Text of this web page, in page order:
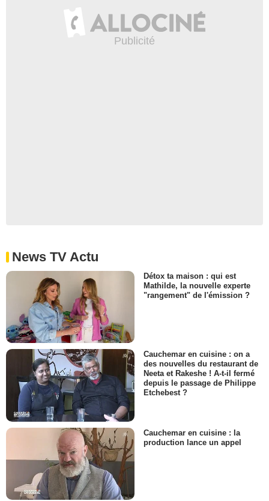
News TV Actu
Détox ta maison : qui est
Mathilde, la nouvelle experte
"rangement" de l'émission ?
Cauchemar en cuisine : on a
des nouvelles du restaurant de
Neeta et Rakeshe ! A-t-il fermé
depuis le passage de Philippe
Etchebest ?
Cauchemar en cuisine : la
production lance un appel